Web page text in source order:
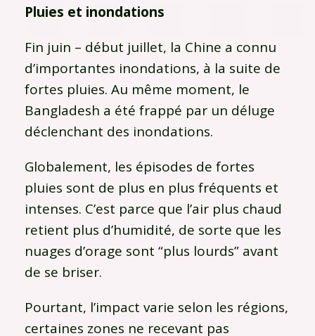
Pluies et inondations
Fin juin – début juillet, la Chine a connu
d’importantes inondations, à la suite de
fortes pluies. Au même moment, le
Bangladesh a été frappé par un déluge
déclenchant des inondations.
Globalement, les épisodes de fortes
pluies sont de plus en plus fréquents et
intenses. C’est parce que l’air plus chaud
retient plus d’humidité, de sorte que les
nuages ​​​​d’orage sont “plus lourds” avant
de se briser.
Pourtant, l’impact varie selon les régions,
certaines zones ne recevant pas